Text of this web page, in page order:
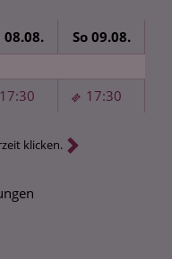
08.08. So 09.08.
17:30 17:30
klicken.